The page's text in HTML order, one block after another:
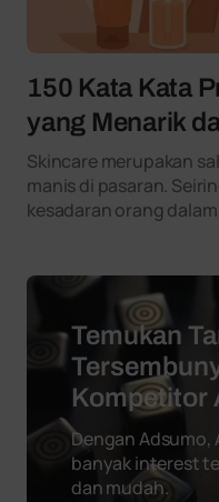
150 Kata Kata
yang Menarik
Skincare merupakan
manis di pasaran.
kesadaran orang
Temukan
Kompetitor
Dengan Adsumo,
banyak interest
dan mudah.